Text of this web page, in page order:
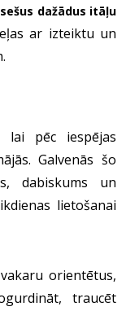
sešus dažādus itāļu
ar izteiktu un
lai pēc iespējas
Galvenās šo
dabiskums un
lietošanai
orientētus,
traucēt